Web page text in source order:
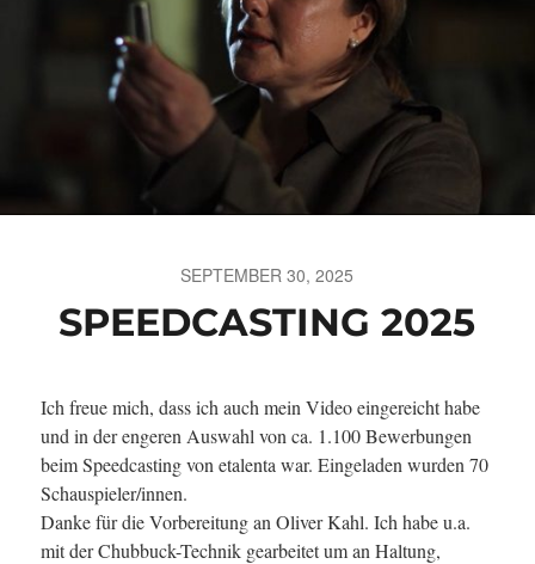
SEPTEMBER 30, 2025
SPEEDCASTING 2025
Ich freue mich, dass ich auch mein Video eingereicht habe
und in der engeren Auswahl von ca. 1.100 Bewerbungen
beim Speedcasting von etalenta war. Eingeladen wurden 70
Schauspieler/innen.
Danke für die Vorbereitung an Oliver Kahl. Ich habe u.a.
mit der Chubbuck-Technik gearbeitet um an Haltung,